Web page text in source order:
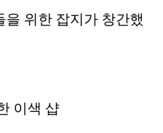
을 위한 잡지가 창간했
이색 샵